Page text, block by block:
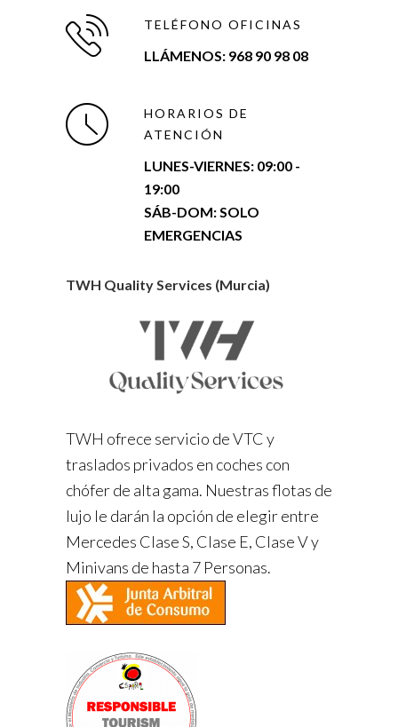
TELÉFONO OFICINAS
LLÁMENOS: 968 90 98 08
HORARIOS DE
ATENCIÓN
LUNES-VIERNES: 09:00 -
19:00
SÁB-DOM: SOLO
EMERGENCIAS
TWH Quality Services (Murcia)
TWH ofrece servicio de VTC y
traslados privados en coches con
chófer de alta gama. Nuestras flotas de
lujo le darán la opción de elegir entre
Mercedes Clase S, Clase E, Clase V y
Minivans de hasta 7 Personas.